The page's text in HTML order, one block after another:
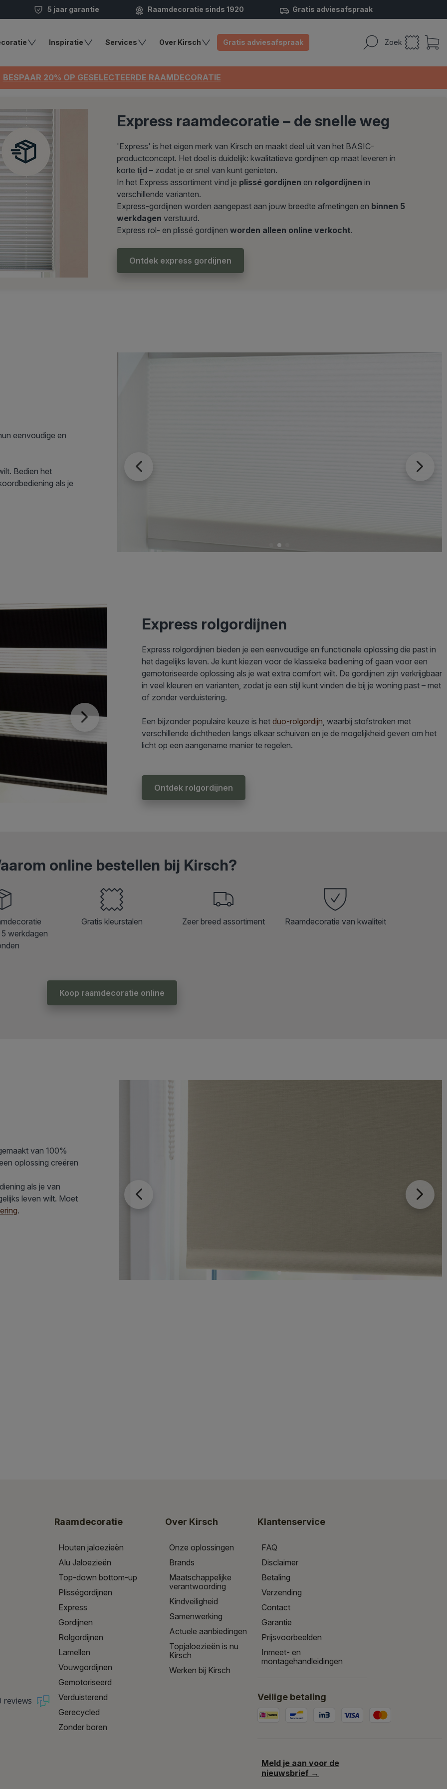
5 jaar garantie Raamdecoratie sinds 1920 Gratis adviesafspraak
Zoek
Inspiratie Services Over Kirsch Gratis adviesafspraak
BESPAAR 20% OP GESELECTEERDE RAAMDECORATIE
Express raamdecoratie – de snelle weg
'Express' is het eigen merk van Kirsch en maakt deel uit van het BASIC-
productconcept. Het doel is duidelijk: kwalitatieve gordijnen op maat leveren in
korte tijd – zodat je er snel van kunt genieten.
In het Express assortiment vind je plissé gordijnen en rolgordijnen in
verschillende varianten.
Express-gordijnen worden aangepast aan jouw breedte afmetingen en binnen 5
werkdagen verstuurd.
Express rol- en plissé gordijnen worden alleen online verkocht.
Ontdek express gordijnen
eenvoudige en
Bedien het
als je
Express rolgordijnen
Express rolgordijnen bieden je een eenvoudige en functionele oplossing die past in
het dagelijks leven. Je kunt kiezen voor de klassieke bediening of gaan voor een
gemotoriseerde oplossing als je wat extra comfort wilt. De gordijnen zijn verkrijgbaar
in veel kleuren en varianten, zodat je een stijl kunt vinden die bij je woning past – met
of zonder verduistering.
Een bijzonder populaire keuze is het duo-rolgordijn , waarbij stofstroken met
verschillende dichtheden langs elkaar schuiven en je de mogelijkheid geven om het
licht op een aangename manier te regelen.
Ontdek rolgordijnen
online bestellen bij Kirsch?
werkdagen
Gratis kleurstalen Zeer breed assortiment Raamdecoratie van kwaliteit
Koop raamdecoratie online
van 100%
oplossing creëren
als je van
leven wilt. Moet
.
reviews
Raamdecoratie
Houten jaloezieën
Alu Jaloezieën
Top-down bottom-up
Plisségordijnen
Express
Gordijnen
Rolgordijnen
Lamellen
Vouwgordijnen
Gemotoriseerd
Verduisterend
Gerecycled
Zonder boren
Over Kirsch
Onze oplossingen
Brands
Maatschappelijke
verantwoording
Kindveiligheid
Samenwerking
Actuele aanbiedingen
Topjaloezieën is nu
Kirsch
Werken bij Kirsch
Klantenservice
FAQ
Disclaimer
Betaling
Verzending
Contact
Garantie
Prijsvoorbeelden
Inmeet- en
montagehandleidingen
Veilige betaling
Meld je aan voor de
nieuwsbrief →